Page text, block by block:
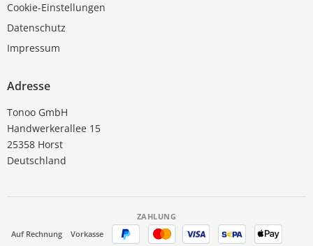
Cookie-Einstellungen
Datenschutz
Impressum
Adresse
Tonoo GmbH
Handwerkerallee 15
25358 Horst
Deutschland
ZAHLUNG
Auf Rechnung
Vorkasse